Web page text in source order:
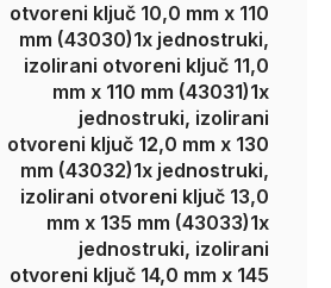
otvoreni ključ 10,0 mm x 110
mm (43030)1x jednostruki,
izolirani otvoreni ključ 11,0
mm x 110 mm (43031)1x
jednostruki, izolirani
otvoreni ključ 12,0 mm x 130
mm (43032)1x jednostruki,
izolirani otvoreni ključ 13,0
mm x 135 mm (43033)1x
jednostruki, izolirani
otvoreni ključ 14,0 mm x 145